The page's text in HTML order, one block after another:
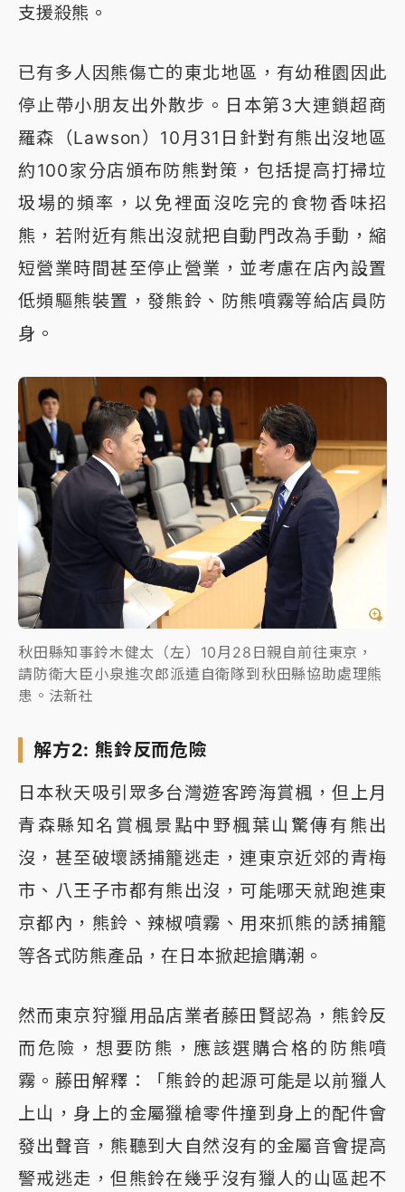
支援殺熊。
已有多人因熊傷亡的東北地區，有幼稚園因此
停止帶小朋友出外散步。日本第3大連鎖超商
羅森（Lawson）10月31日針對有熊出沒地區
約100家分店頒布防熊對策，包括提高打掃垃
圾場的頻率，以免裡面沒吃完的食物香味招
熊，若附近有熊出沒就把自動門改為手動，縮
短營業時間甚至停止營業，並考慮在店內設置
低頻驅熊裝置，發熊鈴、防熊噴霧等給店員防
身。
秋田縣知事鈴木健太（左）10月28日親自前往東京，
請防衛大臣小泉進次郎派遣自衛隊到秋田縣協助處理熊
患。法新社
解方2: 熊鈴反而危險
日本秋天吸引眾多台灣遊客跨海賞楓，但上月
青森縣知名賞楓景點中野楓葉山驚傳有熊出
沒，甚至破壞誘捕籠逃走，連東京近郊的青梅
市、八王子市都有熊出沒，可能哪天就跑進東
京都內，熊鈴、辣椒噴霧、用來抓熊的誘捕籠
等各式防熊產品，在日本掀起搶購潮。
然而東京狩獵用品店業者藤田賢認為，熊鈴反
而危險，想要防熊，應該選購合格的防熊噴
霧。藤田解釋：「熊鈴的起源可能是以前獵人
上山，身上的金屬獵槍零件撞到身上的配件會
發出聲音，熊聽到大自然沒有的金屬音會提高
警戒逃走，但熊鈴在幾乎沒有獵人的山區起不